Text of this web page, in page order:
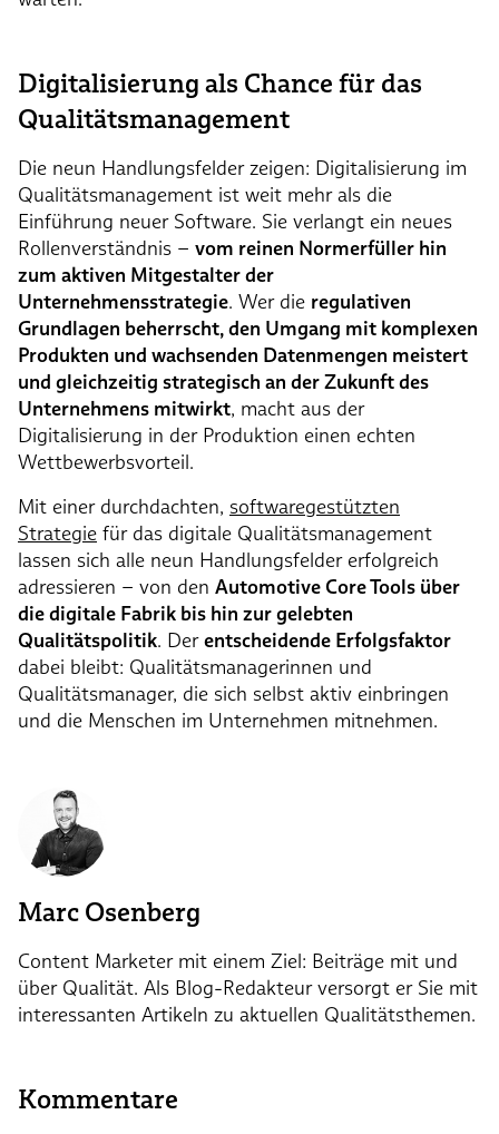
Digitalisierung als Chance für das
Qualitätsmanagement
Die neun Handlungsfelder zeigen: Digitalisierung im
Qualitätsmanagement ist weit mehr als die
Einführung neuer Software. Sie verlangt ein neues
Rollenverständnis – vom reinen Normerfüller hin
zum aktiven Mitgestalter der
Unternehmensstrategie. Wer die regulativen
Grundlagen beherrscht, den Umgang mit komplexen
Produkten und wachsenden Datenmengen meistert
und gleichzeitig strategisch an der Zukunft des
Unternehmens mitwirkt, macht aus der
Digitalisierung in der Produktion einen echten
Wettbewerbsvorteil.
Mit einer durchdachten, softwaregestützten
Strategie für das digitale Qualitätsmanagement
lassen sich alle neun Handlungsfelder erfolgreich
adressieren – von den Automotive Core Tools über
die digitale Fabrik bis hin zur gelebten
Qualitätspolitik. Derentscheidende Erfolgsfaktor
dabei bleibt: Qualitätsmanagerinnen und
Qualitätsmanager, die sich selbst aktiv einbringen
und die Menschen im Unternehmen mitnehmen.
Marc Osenberg
Content Marketer mit einem Ziel: Beiträge mit und
über Qualität. Als Blog-Redakteur versorgt er Sie mit
interessanten Artikeln zu aktuellen Qualitätsthemen.
Kommentare